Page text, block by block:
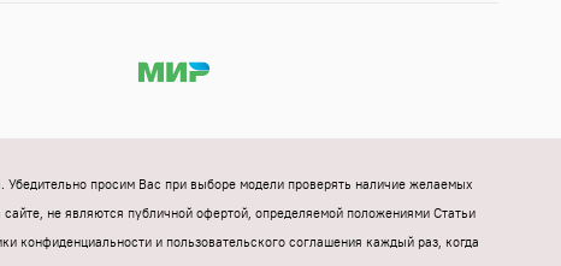
Убедительно просим Вас при выборе модели проверять наличие желаемых
не являются публичной офертой, определяемой положениями Статьи
конфиденциальности и пользовательского соглашения каждый раз, когда